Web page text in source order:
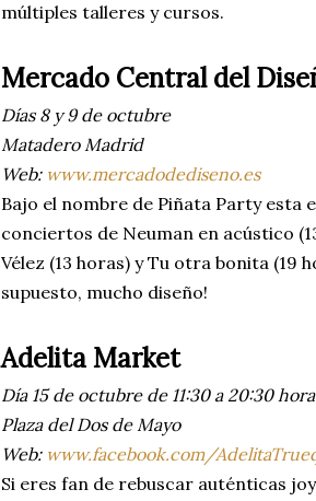
múltiples talleres y cursos.
Mercado Central del
Días 8 y 9 de octubre
Matadero Madrid
Web: www.mercadodediseno.es
Bajo el nombre de Piñata Party esta
conciertos de Neuman en acústico
Vélez (13 horas) y Tu otra bonita (19
supuesto, mucho diseño!
Adelita Market
Día 15 de octubre de 11:30 a 20:30
Plaza del Dos de Mayo
Web: www.facebook.com/
Si eres fan de rebuscar auténticas